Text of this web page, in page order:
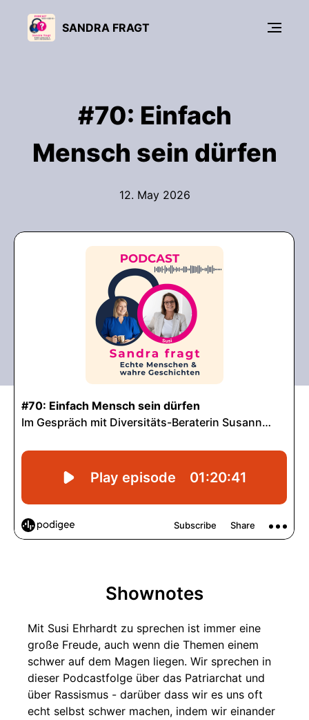
SANDRA FRAGT
#70: Einfach
Mensch sein dürfen
12. May 2026
Shownotes
Mit Susi Ehrhardt zu sprechen ist immer eine
große Freude, auch wenn die Themen einem
schwer auf dem Magen liegen. Wir sprechen in
dieser Podcastfolge über das Patriarchat und
über Rassismus - darüber dass wir es uns oft
echt selbst schwer machen, indem wir einander